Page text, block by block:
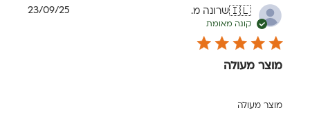
🇮🇱שרונה מ.
קונה מאומת
מוצר מעולה
מוצר מעולה
תאריך23/09/25